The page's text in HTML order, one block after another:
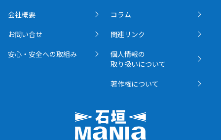
会社概要
お問い合せ
安心・安全への取組み
コラム
関連リンク
個人情報の
取り扱いについて
著作権について